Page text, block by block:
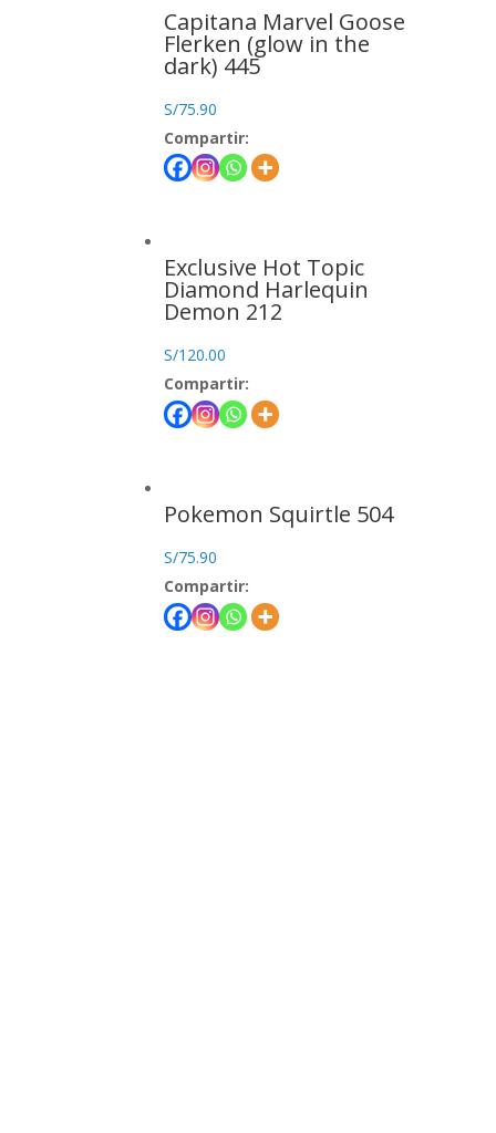
Capitana Marvel Goose
Flerken (glow in the
dark) 445
S/75.90
Compartir:
Exclusive Hot Topic
Diamond Harlequin
Demon 212
S/120.00
Compartir:
Pokemon Squirtle 504
S/75.90
Compartir: